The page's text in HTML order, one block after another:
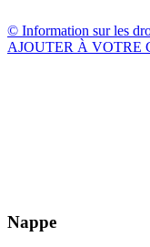
© Information sur les
AJOUTER À VOTRE
Nappe